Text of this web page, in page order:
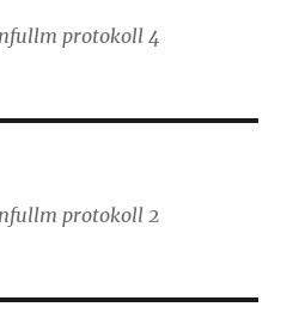
protokoll 4
protokoll 2